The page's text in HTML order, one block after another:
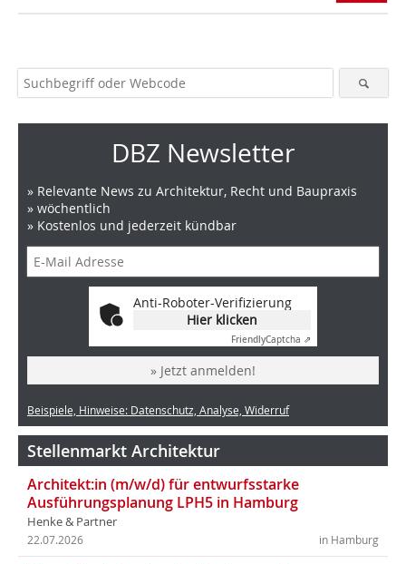
DBZ Newsletter
» Relevante News zu Architektur, Recht und Baupraxis
» wöchentlich
» Kostenlos und jederzeit kündbar
Anti-Roboter-Verifizierung
Hier klicken
FriendlyCaptcha ⇗
» Jetzt anmelden!
Beispiele, Hinweise: Datenschutz, Analyse, Widerruf
Stellenmarkt Architektur
Architekt:in (m/w/d) für entwurfsstarke
Ausführungsplanung LPH5 in Hamburg
Henke & Partner
in Hamburg
22.07.2026